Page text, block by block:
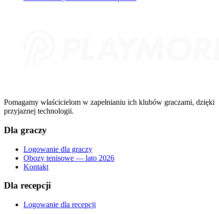
Pomagamy właścicielom w zapełnianiu ich klubów graczami, dzięki
przyjaznej technologii.
Dla graczy
Logowanie dla graczy
Obozy tenisowe — lato 2026
Kontakt
Dla recepcji
Logowanie dla recepcji